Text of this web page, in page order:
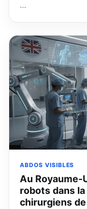
…
ABDOS VISIBLES
Au Royaume-
robots dans
chirurgiens